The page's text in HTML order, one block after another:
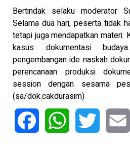
Bertindak selaku moderator
Selama dua hari, peserta tidak
tetapi juga mendapatkan materi:
kasus dokumentasi
pengembangan ide naskah
perencanaan produksi
session dengan sesama
(sa/dok.cakdurasim)